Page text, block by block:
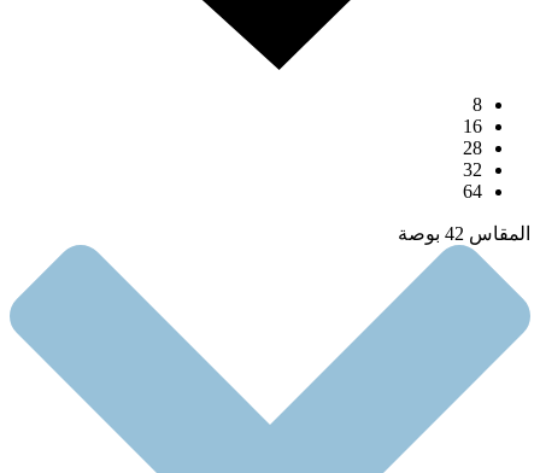
8
16
28
32
64
المقاس 42 بوصة